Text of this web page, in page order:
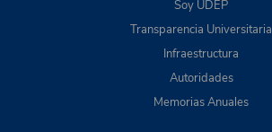
Soy UDEP
Transparencia Universitaria
Infraestructura
Autoridades
Memorias Anuales